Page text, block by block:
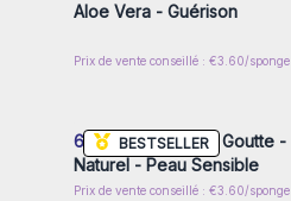
Aloe Vera - Guérison
Prix de vente conseillé : €3.60/sponge
BESTSELLER
Connectez-vous ou inscrivez-
6x Éponge Konjac Goutte -
Naturel - Peau Sensible
Prix de vente conseillé : €3.60/sponge